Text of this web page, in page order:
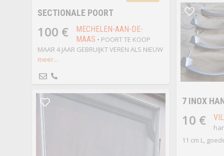
SECTIONALE POORT
100 €
MECHELEN-AAN-DE-
MAAS • POORT TE KOOP
MAAR 4 JAAR GEBRUIJKT VEREN ALS NIEUW
meer...
7 INOX
10 €
11 cm L,